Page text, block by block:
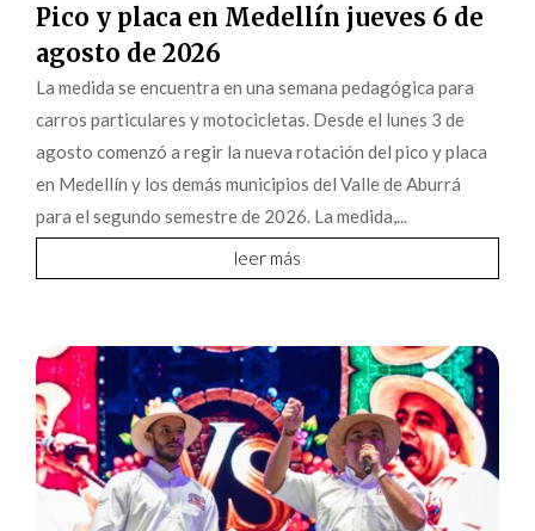
Pico y placa en Medellín jueves 6 de
agosto de 2026
La medida se encuentra en una semana pedagógica para
carros particulares y motocicletas. Desde el lunes 3 de
agosto comenzó a regir la nueva rotación del pico y placa
en Medellín y los demás municipios del Valle de Aburrá
para el segundo semestre de 2026. La medida,...
leer más